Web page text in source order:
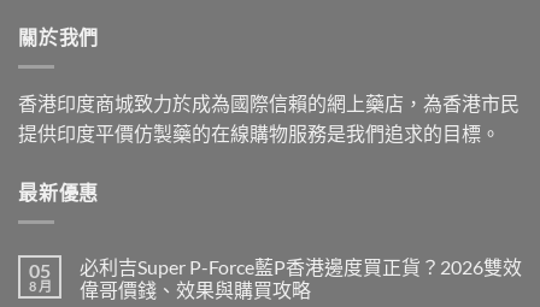
關於我們
香港印度商城致力於成為國際信賴的網上藥店，為香港市民
提供印度平價仿製藥的在線購物服務是我們追求的目標。
最新優惠
05
8 月
必利吉Super P-Force藍P香港邊度買正貨？2026雙效
偉哥價錢、效果與購買攻略